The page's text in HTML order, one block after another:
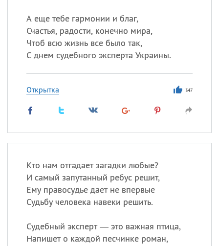
А еще тебе гармонии и благ,
Счастья, радости, конечно мира,
Чтоб всю жизнь все было так,
С днем судебного эксперта Украины.
Открытка 347
Кто нам отгадает загадки любые?
И самый запутанный ребус решит,
Ему правосудье дает не впервые
Судьбу человека навеки решить.
Судебный эксперт — это важная птица,
Напишет о каждой песчинке роман,